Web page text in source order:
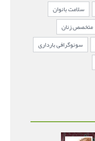
سلامت بانوان
متخصص زنان
سونوگرافی بارداری